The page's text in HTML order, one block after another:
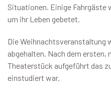
Situationen. Einige Fahrgäste
um ihr Leben gebetet.
Die Weihnachtsveranstaltung
abgehalten. Nach dem ersten,
Theaterstück aufgeführt das
einstudiert war.